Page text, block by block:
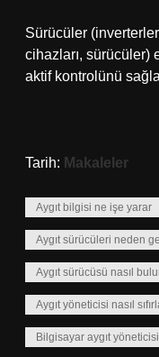
Sürücüler
cihazları, sürücüler)
aktif kontrolünü
Tarih: Makaleler
Aygıt bilgisi ne işe yarar
Aygıt sürücüleri neden
Aygıt sürücüsü nasıl
Aygıt yöneticisi nasıl
Bilgisayar aygıt